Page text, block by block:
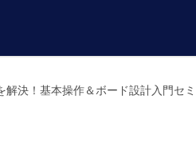
解決！基本操作＆ボード設計入門セ